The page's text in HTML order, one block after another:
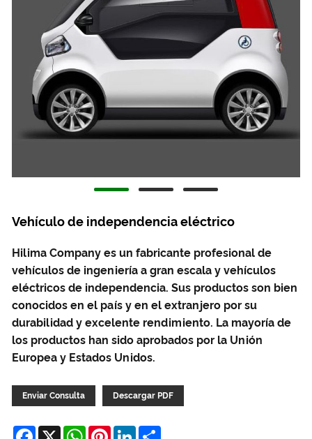
Vehículo de independencia eléctrico
Hilima Company es un fabricante profesional de
vehículos de ingeniería a gran escala y vehículos
eléctricos de independencia. Sus productos son bien
conocidos en el país y en el extranjero por su
durabilidad y excelente rendimiento. La mayoría de
los productos han sido aprobados por la Unión
Europea y Estados Unidos.
Enviar Consulta Descargar PDF
Facebook
X WhatsApp
PinterestLinkedIn